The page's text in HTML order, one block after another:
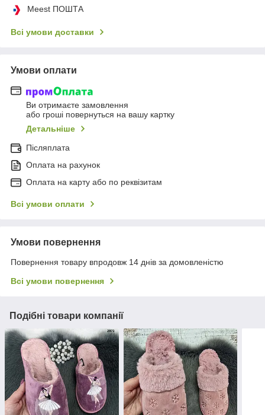
Meest ПОШТА
Всі умови доставки
Умови оплати
Ви отримаєте замовлення
або гроші повернуться на вашу картку
Детальніше
Післяплата
Оплата на рахунок
Оплата на карту або по реквізитам
Всі умови оплати
Умови повернення
Повернення товару впродовж 14 днів за домовленістю
Всі умови повернення
Подібні товари компанії